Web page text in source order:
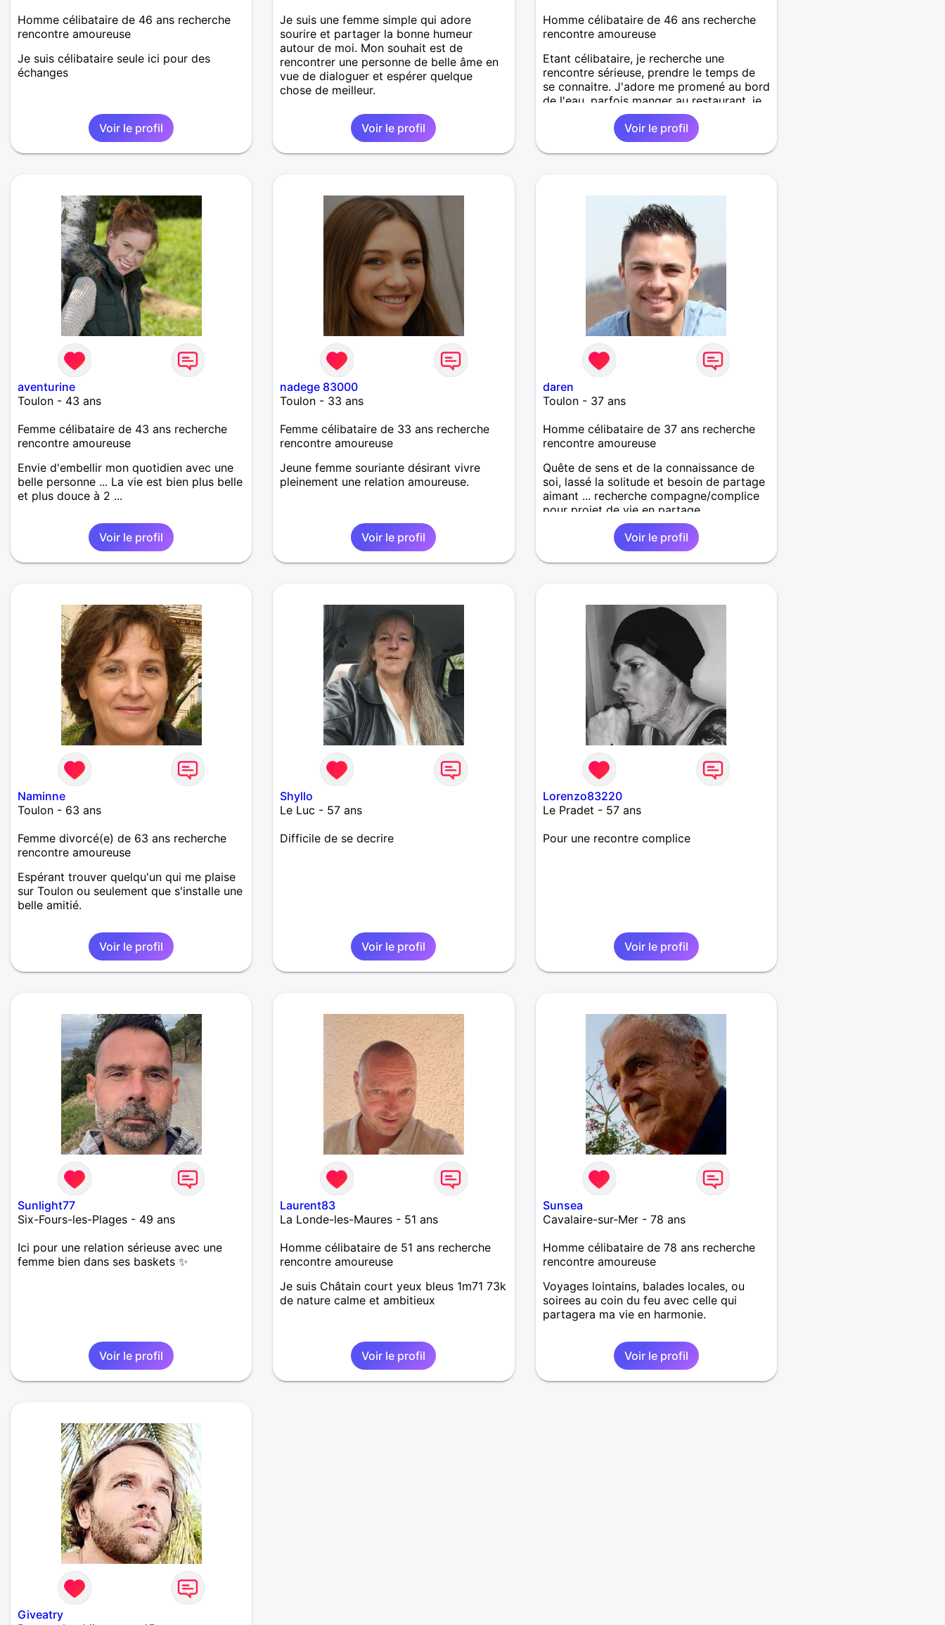
Homme célibataire de 46 ans recherche
rencontre amoureuse
Je suis célibataire seule ici pour des
échanges
Voir le profil
Je suis une femme simple qui adore
sourire et partager la bonne humeur
autour de moi. Mon souhait est de
rencontrer une personne de belle âme en
vue de dialoguer et espérer quelque
chose de meilleur.
Voir le profil
Homme célibataire de 46 ans recherche
rencontre amoureuse
Etant célibataire, je recherche une
rencontre sérieuse, prendre le temps de
se connaitre. J'adore me promené au bord
de l'eau, parfois manger au restaurant, je
suis quelqu'un de très calme et j'avoue
que je préfère aussi les personne dans
Voir le profil
aventurine
Toulon - 43 ans
Femme célibataire de 43 ans recherche
rencontre amoureuse
Envie d'embellir mon quotidien avec une
belle personne ... La vie est bien plus belle
et plus douce à 2 ...
Voir le profil
nadege 83000
Toulon - 33 ans
Femme célibataire de 33 ans recherche
rencontre amoureuse
Jeune femme souriante désirant vivre
pleinement une relation amoureuse.
Voir le profil
daren
Toulon - 37 ans
Homme célibataire de 37 ans recherche
rencontre amoureuse
Quête de sens et de la connaissance de
soi, lassé la solitude et besoin de partage
aimant ... recherche compagne/complice
pour projet de vie en partage .
Voir le profil
Naminne
Toulon - 63 ans
Femme divorcé(e) de 63 ans recherche
rencontre amoureuse
Espérant trouver quelqu'un qui me plaise
sur Toulon ou seulement que s'installe une
belle amitié.
Voir le profil
Shyllo
Le Luc - 57 ans
Difficile de se decrire
Voir le profil
Lorenzo83220
Le Pradet - 57 ans
Pour une recontre complice
Voir le profil
Sunlight77
Six-Fours-les-Plages - 49 ans
Ici pour une relation sérieuse avec une
femme bien dans ses baskets ✨
Voir le profil
Laurent83
La Londe-les-Maures - 51 ans
Homme célibataire de 51 ans recherche
rencontre amoureuse
Je suis Châtain court yeux bleus 1m71 73k
de nature calme et ambitieux
Voir le profil
Sunsea
Cavalaire-sur-Mer - 78 ans
Homme célibataire de 78 ans recherche
rencontre amoureuse
Voyages lointains, balades locales, ou
soirees au coin du feu avec celle qui
partagera ma vie en harmonie.
Voir le profil
Giveatry